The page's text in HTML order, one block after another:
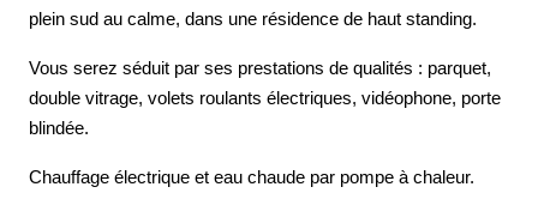
plein sud au calme, dans une résidence de haut standing.
Vous serez séduit par ses prestations de qualités : parquet,
double vitrage, volets roulants électriques, vidéophone, porte
blindée.
Chauffage électrique et eau chaude par pompe à chaleur.